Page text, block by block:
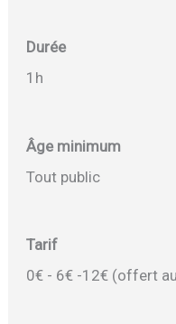
Durée
1h
Âge minimum
Tout public
Tarif
0€ - 6€ -12€ (offert